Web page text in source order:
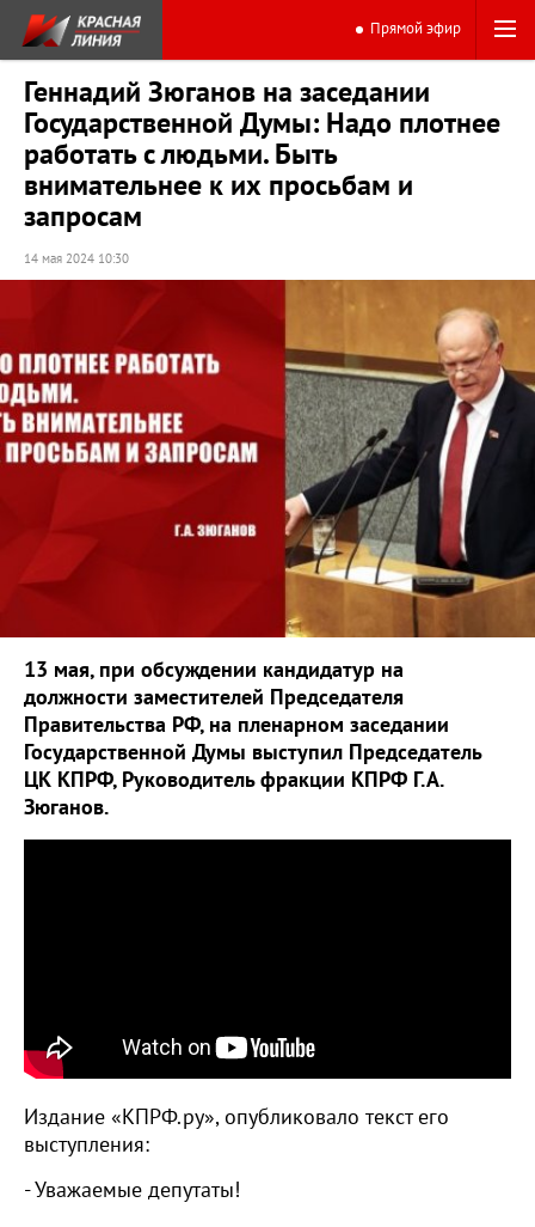
Прямой эфир
Геннадий Зюганов на заседании
Государственной Думы: Надо плотнее
работать с людьми. Быть
внимательнее к их просьбам и
запросам
14 мая 2024 10:30
13 мая, при обсуждении кандидатур на
должности заместителей Председателя
Правительства РФ, на пленарном заседании
Государственной Думы выступил Председатель
ЦК КПРФ, Руководитель фракции КПРФ Г.А.
Зюганов.
Издание «КПРФ.ру», опубликовало текст его
выступления:
- Уважаемые депутаты!